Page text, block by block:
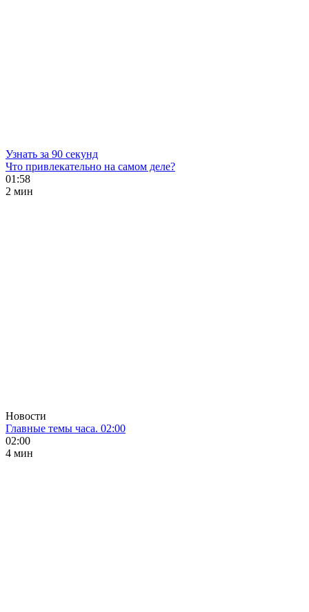
Узнать за 90 секунд
Что привлекательно на самом деле?
01:58
2 мин
Новости
Главные темы часа. 02:00
02:00
4 мин